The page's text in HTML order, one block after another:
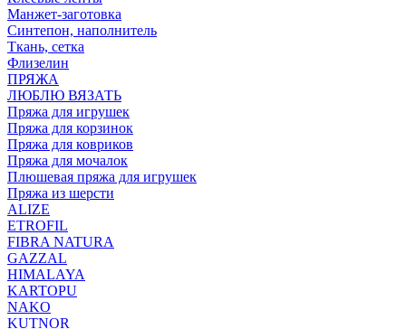
Манжет-заготовка
Синтепон, наполнитель
Ткань, сетка
Флизелин
ПРЯЖА
ЛЮБЛЮ ВЯЗАТЬ
Пряжа для игрушек
Пряжа для корзинок
Пряжа для ковриков
Пряжа для мочалок
Плюшевая пряжа для игрушек
Пряжа из шерсти
ALIZE
ETROFIL
FIBRA NATURA
GAZZAL
HIMALAYA
KARTOPU
NAKO
KUTNOR